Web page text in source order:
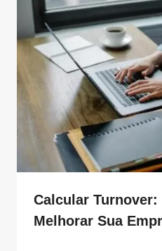
Calcular Turnover:
Melhorar Sua